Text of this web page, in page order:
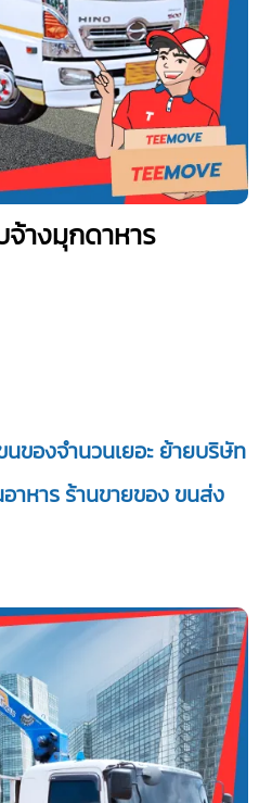
างมุกดาหาร
ของจำนวนเยอะ ย้ายบริษัท
าหาร ร้านขายของ ขนส่ง